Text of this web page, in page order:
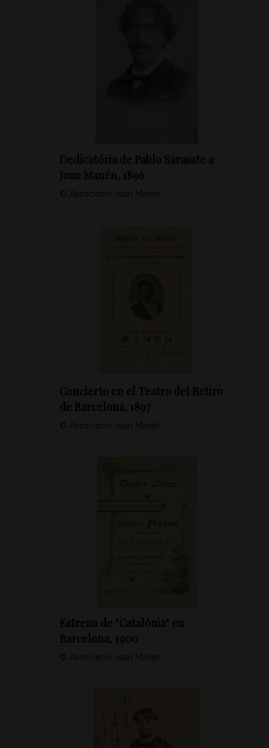
Dedicatória de Pablo Sarasate a
Joan Manén, 1896
© Associació Joan Manén
Concierto en el Teatro del Retiro
de Barcelona, 1897
© Associació Joan Manén
Estrena de "Catalònia" en
Barcelona, 1900
© Associació Joan Manén